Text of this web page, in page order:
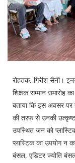
Opinion
World
Hindi News
Hindi Literature
Product Launch
Literature
Punjabi News
Technology
Press Releases
रोहतक, गिरीश सैनी।
शिक्षक सम्मान समारोह
बताया कि इस अवसर
की तरफ से उनकी उत्कृष्ट
उपस्थित जन को
प्लास्टिक का उपयोग न
बंसल, एडिटर ज्योति